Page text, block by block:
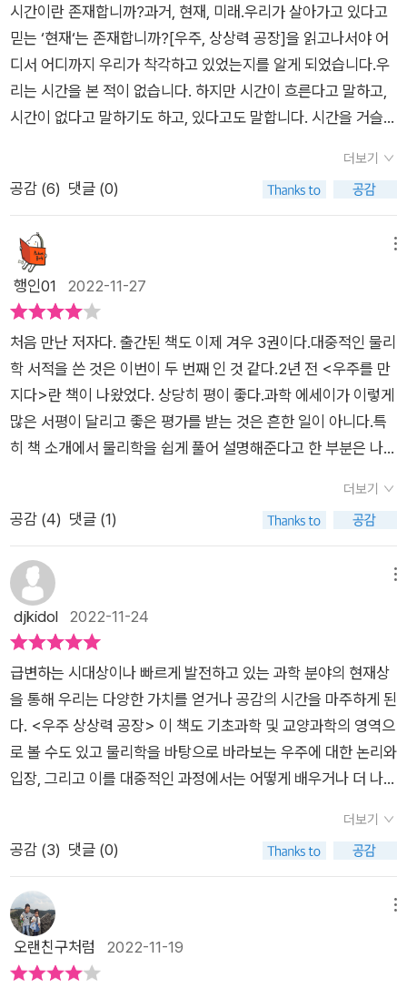
아주 작은 세계와 아주 큰 세계는 불가분의 관계에 있습니다. (-1
63-)달은 38만 키로미터, 태양은 1억 5000만 킬로미터, 별들은
수백, 수천, 수억 광년 떨어져 있지만, 그냥 우리에게서 멀리 있는
존재만은 아닙니다. 우리의 생존이 이들과 밀접히 연결되어 있습
니다. 나와 달은 하나입니다. 나와 저 별들이 하나입니다. 온 우주
가 하나입니다. (-245-)더 큰 문제는 인간의 두뇌가 정말로 자기
의 의식을 규명할 수 있을 정도로 똑똑한가 하는 문제입니다. 나
것으로 생각합니다. 이 우주에 인간보다 더 뛰어난 두뇌(?)를 가
진 존재가 없을까요? 간간히 생각해서 인간의 두뇌는 4차원 공
간을 시각화하느 것조차 불가능합니다. 이것만 보아도 인간의 뇌
가 모든 것을 '이해'할 수 있는 만능 기계가 아님은 분명합니다. (-
325-)Life 1.0 은 거의 40억 년전에 시작되었습니다. Life 1.0
에서 한 생명체는 자기가 태어났을 때의 하드웨어와 소프트웨어
를 그대로 유지하면서 생을 마감합니다. 이 하드웨어와 소프트웨
어는 전적으로 진화에 의존할 수밖에 없습니다.미생물에서부터
인간을 제외한 동물에 이르기까지 생명의 대부분이 이 단게에 머
으로 살아갑니다. 거기에 새로운 학습이란 극히 미약합니다. (-3
86-)하지만 나는 의식을 획득하는 날이 올 것이라고 조심스럽게
예상해봅니다. 인공지능이 의식을 획득한다는 것이, 의식이 무엇
인지 인간이 다 이해할 수 있다는 의미가 아닙니다. 어떤 물건이
무엇인지 모르면서도 그것을 만들 수도 있고 가지고 놀 수도 있습
니다. 텔레비전이 어떤 원리로 작동하는지 모르면서도 그것을 가
배합니다. (-415-)보이저 1호는 1977년에 발사하여, 1990년 명
왕성에서,지구로 보내는 사진 하나를 전송하였다.그 사진 속 작은
점, 병왕성에서 바라본 지구의 모습을 '창백한 푸른 점'이라 말한
다.1543년 코페르니쿠스의 저서로 인해 , 지동설이 검증될 수 있
었다. 그로인해 교회는 발칵 뒤집히고 말았다. 천동설을 진실로
믿었던 이들에게 지동설은 청천벽력같은 소식이다. 그것은 우주
의 상상력이 증명이 되는 순간이었다. 이후 17세기 고전물리학자
여 나갔다. 우주란 어떻게 만들어지고, 태초의 우주에 대해 궁금
하던 찰나에, 아인슈타인의 상대성이론과 에드윈 허블에 의해, 우
주는 팽창한다고 말한 것이 증명되고 있다.여기에는 우주는 모이
는 곳보다 보이지 않는 곳이 훨씬 많으며, 빛으로 보여지지 않는
시간이란 존재합니까?과거, 현재, 미래.우리가 살아가고 있다고
믿는 ‘현재‘는 존재합니까?[우주, 상상력 공장]을 읽고나서야 어
디서 어디까지 우리가 착각하고 있었는지를 알게 되었습니다.우
리는 시간을 본 적이 없습니다. 하지만 시간이 흐른다고 말하고,
시간이 없다고 말하기도 하고, 있다고도 말합니다. 시간을 거슬러
꿈을 꾸기도 합니다. 지구상의 수 많은 생물들과 인간이 다른 점
이라면 이렇게 존재하지 않는 것을 상상할 수 있다는 것 입니다.
[우주, 상상력 공장]이 태초에서 시작하여 태종의 마지막 순간을
상상하는 것과 같습니다. ‘빅뱅‘이 있기 전 우주의 상태는 우리의
상상력으로도 한계치를 넘습니다. 상상할 수 있는 가장 첫 시작을
‘빅뱅‘으로 두고 시간에 따른 흔적들을 추적해 보겠습니다. 138
모여서 생명이 되고, 생명이 생각을 만들어냈습니다. 생각이 문명
을 만들어냈고요. 생명과 생각이 모두 물질에서 나온 것이지만 물
질이 원래부터 가지고 있었던 속성은 아닙니다. (41쪽)상상해 보
십시오. 당신이 빛이 전혀 들어오지 않는 곳에 홀로 존재하고 있
습니다. 얼마만큼의 시간이 지났는지 알 수 있습니까? 시간의 존
재를 느낄 수 있습니까? 막연하게 있다고 믿었던 시간이 상대적
이라는 사실을 깨닫게 됩니다. 그동안 우리가 ‘시간‘이라고 생각
치에 오기까지의 과정이었고, 다가올 미래는 현재의 위치에서 앞
으로 나아갈 변화의 목적지 입니다. 현재라고 인식하는 순간에도
이미 현재는 과거가 됩니다. 그것이 단지 0.00000001초라 하더
라도 이미 지나온 위치니까 시간을 되돌리는 방법이 없는 한 물리
적으로 과거, 현재, 미래는 존재하지 않습니다. 되돌린다고 한 시
간 역시 우리가 만들어낸 관념이고 개념일 뿐 실재하지 않습니다.
칼 세이건의 [코스모스], 찰스 다윈의 [종의 기원], 유발하라리의
[사피언스] 등등의 책을 읽으면 좋지만 사실 관심 있는 사람이 아
니면 읽기도 어렵고 이해하기는 더 어렵고 ‘존재‘하는 지도 잘 모
뉴턴의 운동법칙이 내게 어떤 영향력을 행사하는지, 엔트로피가
왜 높은 상태로만 변하는지, 아인슈타인의 일반 상대성 이론과 특
수상대성 이론이 ‘나‘와 무슨 관계인지, 유클리드 기하학, 입자물
리학, 플랑크 상수, 쿼크, 원자와 양성자, 핵분열과 핵융합, 찬드
라세카르 한계, 블랙홀, 중력과 진화에 이르기까지 도대체 살아가
는데 하등 도움이 안되는 이런 것들을 왜 알아야 하는지 의문이
더보기
공감 (6) 댓글 (0)
행인01 2022-11-27
처음 만난 저자다. 출간된 책도 이제 겨우 3권이다.대중적인 물리
학 서적을 쓴 것은 이번이 두 번째 인 것 같다.2년 전 <우주를 만
지다>란 책이 나왔었다. 상당히 평이 좋다.과학 에세이가 이렇게
많은 서평이 달리고 좋은 평가를 받는 것은 흔한 일이 아니다.특
히 책 소개에서 물리학을 쉽게 풀어 설명해준다고 한 부분은 나의
과학에 대한 공부 의지가 많이 사라졌기에 더 끌렸다.태초에서 시
작해 태종으로 마무리한다.그 사이를 채우는 소재들은 존재, 우
주, 생명, 정신, 문명 등이다.태종이란 단어를 보면서 머릿속에는
오래 전 읽었던 <삼체> 시리즈가 떠올랐다.우주와 외계문명, 생
존과 거대한 과학을 아주 화려하게 풀어낸 시리즈였다.세부적인
것은 기억나지 않지만 거대한 흐름은 항상 머릿속에서 하나의 이
이론 등을 조금 알게 되었다.최초의 시작은 빅뱅이다. 빅뱅이란
단어를 보면 늘 머릿속은 아이돌 밴드 ‘빅뱅’이 먼저 떠오른다.그
이미지를 지우고 엄청난 속도로 팽창하는 우주를 떠올리면 그 속
도를 머리가 따라가지 못한다.얼마나 천천히 돌려야 그 속도의 일
부이나마 재현할 수 있을까 상상한다.저자가 말하는 속도는 인간
이 체감할 수 있는 속도가 아니다.이론적인 숫자는 어지간한 이성
의 한계도 넘는다. 그 숫자를 계산해낸 과학자는 과연 그 속도를
미터다. 찰라의 찰라의 찰라 시간이다.시간과 공간에 대한 설명은
다시 나를 영화 속으로 끌고 들아갔다. <인터스텔라>와 다른 SF
영화들이다.너무나도 강력한 중력에 의해 주인공이 경험하는 시
간과 외부의 시간이 다르게 흘러간다.사실 나의 상상력이 자주 막
더보기
공감 (4) 댓글 (1)
djkidol 2022-11-24
급변하는 시대상이나 빠르게 발전하고 있는 과학 분야의 현재상
을 통해 우리는 다양한 가치를 얻거나 공감의 시간을 마주하게 된
다. <우주 상상력 공장> 이 책도 기초과학 및 교양과학의 영역으
로 볼 수도 있고 물리학을 바탕으로 바라보는 우주에 대한 논리와
입장, 그리고 이를 대중적인 과정에서는 어떻게 배우거나 더 나은
책의 저자도 과학적 논증이나 실험, 논리 등도 중요하지만 이를
대중적, 일반적인 과정으로의 승화나 공감의 영역으로 발전시키
전히 먼 미래의 영역으로 느껴지지 마련이며 과학 분야의 현재상
이나 발전상 등을 보더라도 여전히 전문가들의 영역이나 쉽게 예
측하거나 판단하기 어려운 점이 많다는 것도 체감하게 된다. 하지
더보기
공감 (3) 댓글 (0)
오랜친구처럼 2022-11-19